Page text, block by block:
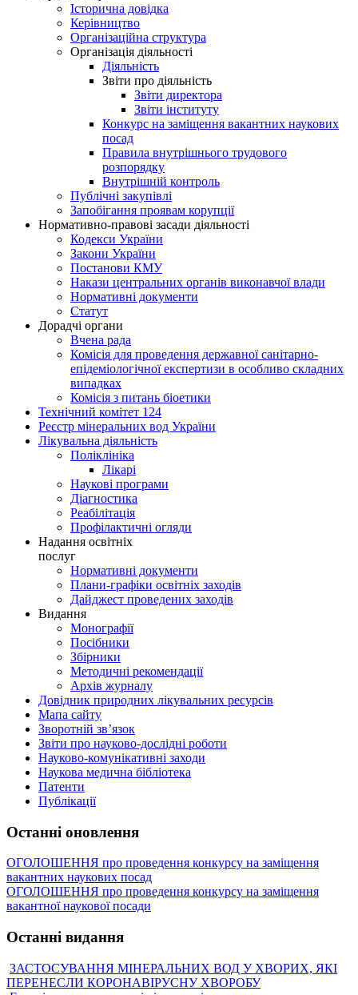
Історична довідка
Керівництво
Організаційна структура
Організація діяльності
Діяльність
Звіти про діяльність
Звіти директора
Звіти інституту
Конкурс на заміщення вакантних наукових
посад
Правила внутрішнього трудового
розпорядку
Внутрішній контроль
Публічні закупівлі
Запобігання проявам корупції
Нормативно-правові засади діяльності
Кодекси України
Закони України
Постанови КМУ
Накази центральних органів виконавчої влади
Нормативні документи
Статут
Дорадчі органи
Вчена рада
Комісія для проведення державної санітарно-
епідеміологічної експертизи в особливо складних
випадках
Комісія з питань біоетики
Технічний комітет 124
Реєстр мінеральних вод України
Лікувальна діяльність
Поліклініка
Лікарі
Наукові програми
Діагностика
Реабілітація
Профілактичні огляди
Надання освітніх
послуг
Нормативні документи
Плани-графіки освітніх заходів
Дайджест проведених заходів
Видання
Монографії
Посібники
Збірники
Методичні рекомендації
Архів журналу
Довідник природних лікувальних ресурсів
Мапа сайту
Зворотній зв’язок
Звіти про науково-дослідні роботи
Науково-комунікативні заходи
Наукова медична бібліотека
Патенти
Публікації
Останні оновлення
ОГОЛОШЕННЯ про проведення конкурсу на заміщення
вакантних наукових посад
ОГОЛОШЕННЯ про проведення конкурсу на заміщення
вакантної наукової посади
Останні видання
ЗАСТОСУВАННЯ МІНЕРАЛЬНИХ ВОД У ХВОРИХ, ЯКІ
ПЕРЕНЕСЛИ КОРОНАВІРУСНУ ХВОРОБУ